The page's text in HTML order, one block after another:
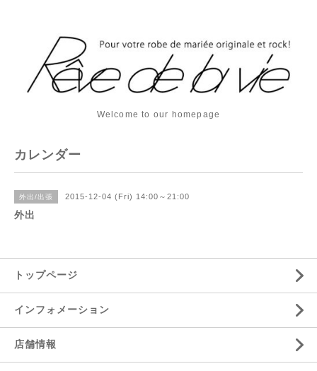
Welcome to our homepage
カレンダー
外出/出張 2015-12-04 (Fri) 14:00～21:00
外出
トップページ
インフォメーション
店舗情報